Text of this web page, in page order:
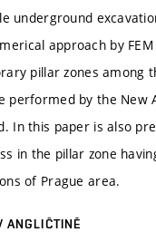
underground
approach by
pillar zones among
performed by the New
In this paper is also
in the pillar zone
of Prague area.
ANGLIČTINĚ